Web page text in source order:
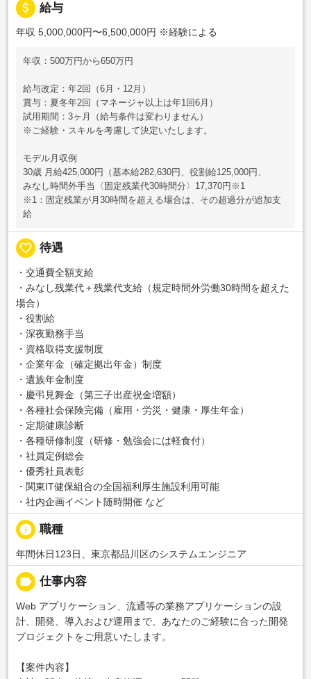
attach_money 給与
年収 5,000,000円〜6,500,000円 ※経験による
年収：500万円から650万円
給与改定：年2回（6月・12月）
賞与：夏冬年2回（マネージャ以上は年1回6月）
試用期間：3ヶ月（給与条件は変わりません）
※ご経験・スキルを考慮して決定いたします。
モデル月収例
30歳 月給425,000円（基本給282,630円、役割給125,000円、
みなし時間外手当〈固定残業代30時間分〉17,370円※1
※1：固定残業が月30時間を超える場合は、その超過分が追加支
給
favorite_border 待遇
・交通費全額支給
・みなし残業代＋残業代支給（規定時間外労働30時間を超えた
場合）
・役割給
・深夜勤務手当
・資格取得支援制度
・企業年金（確定拠出年金）制度
・遺族年金制度
・慶弔見舞金（第三子出産祝金増額）
・各種社会保険完備（雇用・労災・健康・厚生年金）
・定期健康診断
・各種研修制度（研修・勉強会には軽食付）
・社員定例総会
・優秀社員表彰
・関東IT健保組合の全国福利厚生施設利用可能
・社内企画イベント随時開催 など
info 職種
年間休日123日、東京都品川区のシステムエンジニア
label 仕事内容
Web アプリケーション、流通等の業務アプリケーションの設
計、開発、導入および運用まで、あなたのご経験に合った開発
プロジェクトをご用意いたします。
【案件内容】